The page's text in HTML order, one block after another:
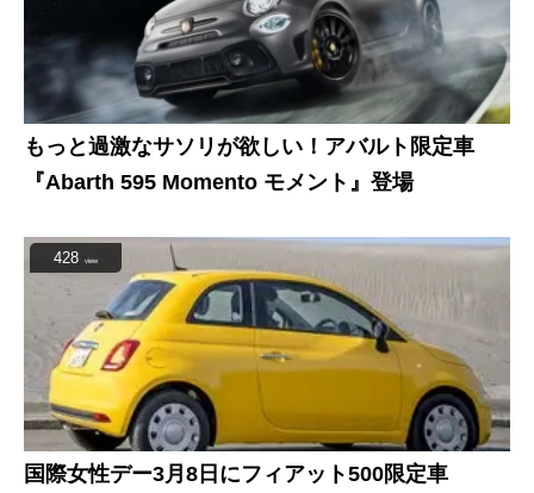
もっと過激なサソリが欲しい！アバルト限定車
『Abarth 595 Momento モメント』登場
428 view
国際女性デー3月8日にフィアット500限定車